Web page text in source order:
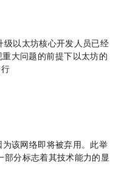
叉升级，以太坊核心开发人员已经
重大问题的前提下，以太坊的
因为该网络即将被弃用。此举
的一部分，标志着其技术能力的显